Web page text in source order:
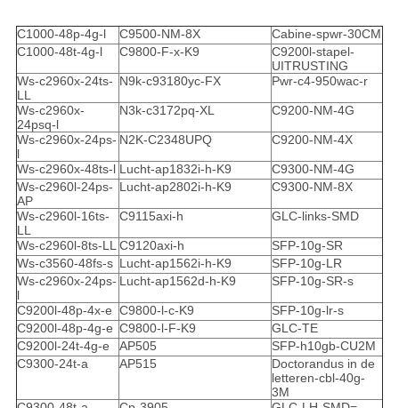
C1000-48p-4g-l C9500-NM-8X
Cabine-spwr-30CM
C1000-48t-4g-l
C9800-F-x-K9
C9200l-stapel-
UITRUSTING
Ws-c2960x-24ts-
LL
N9k-c93180yc-FX Pwr-c4-950wac-r
Ws-c2960x-
24psq-l
N3k-c3172pq-XL C9200-NM-4G
Ws-c2960x-24ps-
l
N2K-C2348UPQ C9200-NM-4X
Ws-c2960x-48ts-l Lucht-ap1832i-h-K9
C9300-NM-4G
Ws-c2960l-24ps-
AP
Lucht-ap2802i-h-K9 C9300-NM-8X
Ws-c2960l-16ts-
LL
C9115axi-h GLC-links-SMD
Ws-c2960l-8ts-LLC9120axi-h
SFP-10g-SR
Ws-c3560-48fs-s Lucht-ap1562i-h-K9
SFP-10g-LR
Ws-c2960x-24ps-
l
Lucht-ap1562d-h-K9 SFP-10g-SR-s
C9200l-48p-4x-e C9800-l-c-K9
SFP-10g-lr-s
C9200l-48p-4g-e C9800-l-F-K9
GLC-TE
C9200l-24t-4g-e
AP505
SFP-h10gb-CU2M
C9300-24t-a
AP515
Doctorandus in de
letteren-cbl-40g-
3M